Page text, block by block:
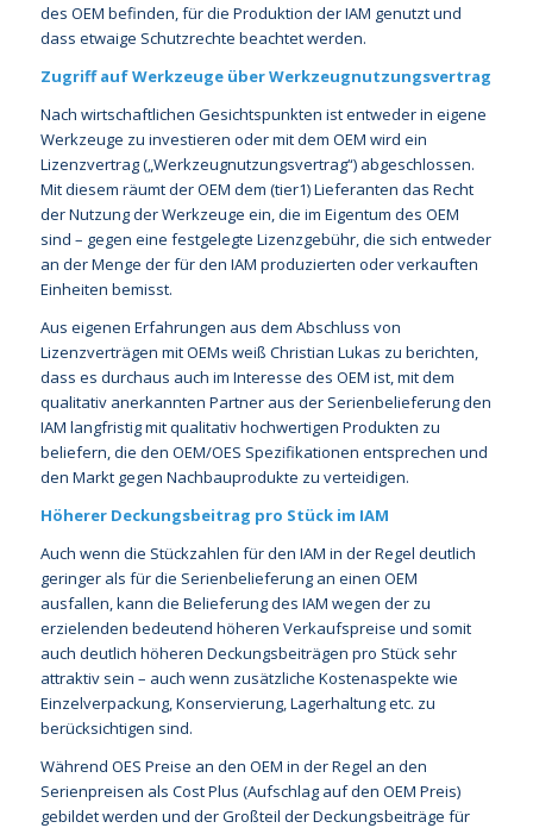
des OEM befinden, für die Produktion der IAM genutzt und
dass etwaige Schutzrechte beachtet werden.
Zugriff auf Werkzeuge über Werkzeugnutzungsvertrag
Nach wirtschaftlichen Gesichtspunkten ist entweder in eigene
Werkzeuge zu investieren oder mit dem OEM wird ein
Lizenzvertrag („Werkzeugnutzungsvertrag“) abgeschlossen.
Mit diesem räumt der OEM dem (tier1) Lieferanten das Recht
der Nutzung der Werkzeuge ein, die im Eigentum des OEM
sind – gegen eine festgelegte Lizenzgebühr, die sich entweder
an der Menge der für den IAM produzierten oder verkauften
Einheiten bemisst.
Aus eigenen Erfahrungen aus dem Abschluss von
Lizenzverträgen mit OEMs weiß Christian Lukas zu berichten,
dass es durchaus auch im Interesse des OEM ist, mit dem
qualitativ anerkannten Partner aus der Serienbelieferung den
IAM langfristig mit qualitativ hochwertigen Produkten zu
beliefern, die den OEM/OES Spezifikationen entsprechen und
den Markt gegen Nachbauprodukte zu verteidigen.
Höherer Deckungsbeitrag pro Stück im IAM
Auch wenn die Stückzahlen für den IAM in der Regel deutlich
geringer als für die Serienbelieferung an einen OEM
ausfallen, kann die Belieferung des IAM wegen der zu
erzielenden bedeutend höheren Verkaufspreise und somit
auch deutlich höheren Deckungsbeiträgen pro Stück sehr
attraktiv sein – auch wenn zusätzliche Kostenaspekte wie
Einzelverpackung, Konservierung, Lagerhaltung etc. zu
berücksichtigen sind.
Während OES Preise an den OEM in der Regel an den
Serienpreisen als Cost Plus (Aufschlag auf den OEM Preis)
gebildet werden und der Großteil der Deckungsbeiträge für